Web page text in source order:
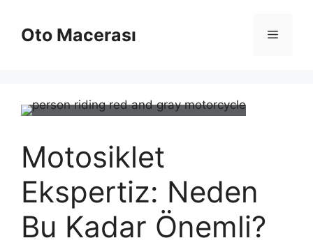
Oto Macerası Menü
Motosiklet
Ekspertiz: Neden
Bu Kadar Önemli?